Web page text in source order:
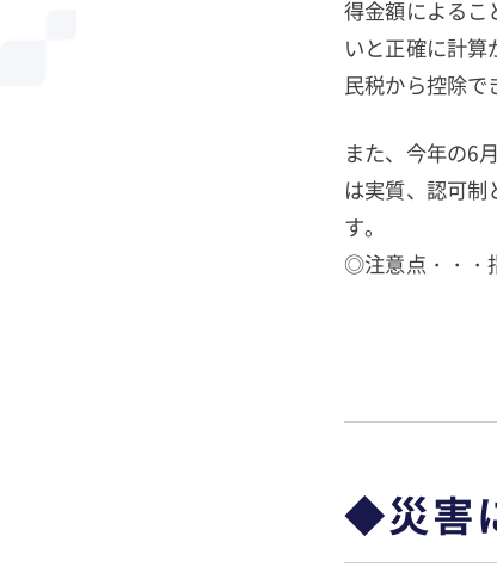
得金額によるこ
いと正確に計
民税から控除で
また、今年の6
は実質、認可
す。
◎注意点・・・
◆災害